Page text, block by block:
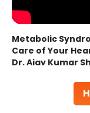
Metabolic
Care of Your
Dr. Ajay Kumar